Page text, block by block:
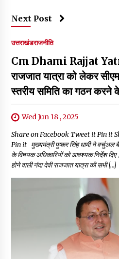
Next Post
उत्तराखंडराजनीति
Cm Dhami Rajjat
राजजात यात्रा को लेकर
स्तरीय समिति का गठन करने के
Wed Jun 18 , 2025
Share on Facebook Tweet it Pin it
Pin it मुख्यमंत्री पुष्कर सिंह धामी ने वर्चुअल
के विषयक अधिकारियों को आवश्यक निर्देश
होने वाली नंदा देवी राजजात यात्रा की सभी […]